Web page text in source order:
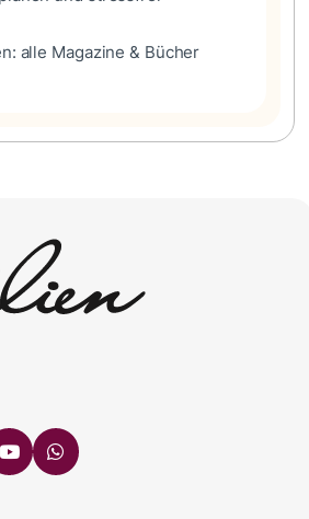
alle Magazine & Bücher